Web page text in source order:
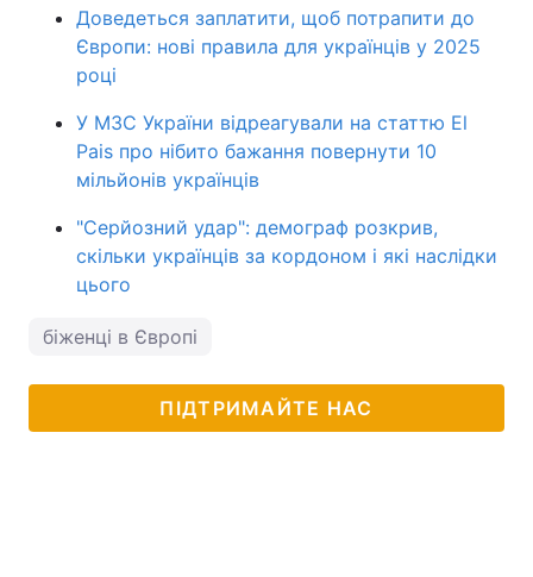
Доведеться заплатити, щоб потрапити до
Європи: нові правила для українців у 2025
році
У МЗС України відреагували на статтю El
Pais про нібито бажання повернути 10
мільйонів українців
"Серйозний удар": демограф розкрив,
скільки українців за кордоном і які наслідки
цього
біженці в Європі
ПІДТРИМАЙТЕ НАС